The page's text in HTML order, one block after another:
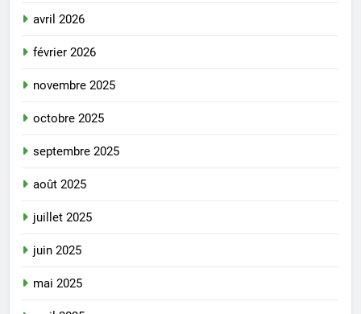
avril 2026
février 2026
novembre 2025
octobre 2025
septembre 2025
août 2025
juillet 2025
juin 2025
mai 2025